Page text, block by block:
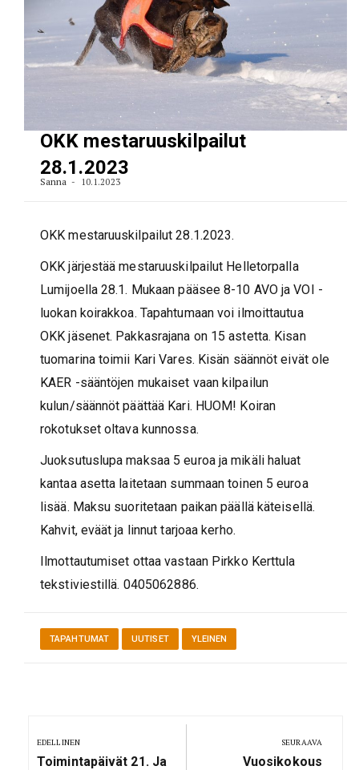
OKK mestaruuskilpailut
28.1.2023
Sanna 10.1.2023
OKK mestaruuskilpailut 28.1.2023.
OKK järjestää mestaruuskilpailut Helletorpalla
Lumijoella 28.1. Mukaan pääsee 8-10 AVO ja VOI -
luokan koirakkoa. Tapahtumaan voi ilmoittautua
OKK jäsenet. Pakkasrajana on 15 astetta. Kisan
tuomarina toimii Kari Vares. Kisän säännöt eivät ole
KAER -sääntöjen mukaiset vaan kilpailun
kulun/säännöt päättää Kari. HUOM! Koiran
rokotukset oltava kunnossa.
Juoksutuslupa maksaa 5 euroa ja mikäli haluat
kantaa asetta laitetaan summaan toinen 5 euroa
lisää. Maksu suoritetaan paikan päällä käteisellä.
Kahvit, eväät ja linnut tarjoaa kerho.
Ilmottautumiset ottaa vastaan Pirkko Kerttula
tekstiviestillä. 0405062886.
TAPAHTUMAT UUTISET YLEINEN
selaus
EDELLINEN
Previous
Toimintapäivät 21. Ja
SEURAAVA
Next
Vuosikokous